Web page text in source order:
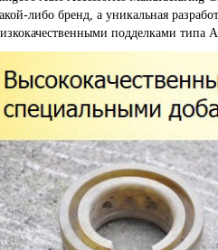
либо бренд, а уникальная
подделками типа